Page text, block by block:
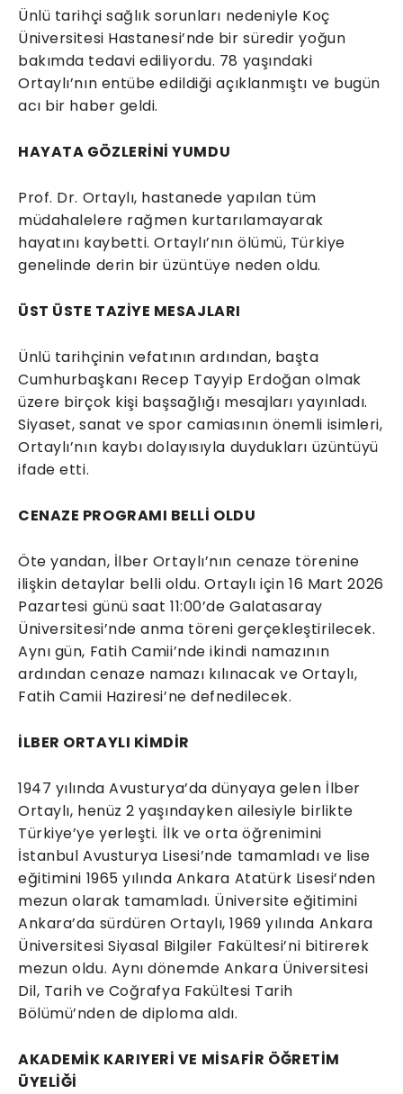
Ünlü tarihçi sağlık sorunları nedeniyle Koç
Üniversitesi Hastanesi’nde bir süredir yoğun
bakımda tedavi ediliyordu. 78 yaşındaki
Ortaylı’nın entübe edildiği açıklanmıştı ve bugün
acı bir haber geldi.
HAYATA GÖZLERİNİ YUMDU
Prof. Dr. Ortaylı, hastanede yapılan tüm
müdahalelere rağmen kurtarılamayarak
hayatını kaybetti. Ortaylı’nın ölümü, Türkiye
genelinde derin bir üzüntüye neden oldu.
ÜST ÜSTE TAZİYE MESAJLARI
Ünlü tarihçinin vefatının ardından, başta
Cumhurbaşkanı Recep Tayyip Erdoğan olmak
üzere birçok kişi başsağlığı mesajları yayınladı.
Siyaset, sanat ve spor camiasının önemli isimleri,
Ortaylı’nın kaybı dolayısıyla duydukları üzüntüyü
ifade etti.
CENAZE PROGRAMI BELLİ OLDU
Öte yandan, İlber Ortaylı’nın cenaze törenine
ilişkin detaylar belli oldu. Ortaylı için 16 Mart 2026
Pazartesi günü saat 11:00’de Galatasaray
Üniversitesi’nde anma töreni gerçekleştirilecek.
Aynı gün, Fatih Camii’nde ikindi namazının
ardından cenaze namazı kılınacak ve Ortaylı,
Fatih Camii Haziresi’ne defnedilecek.
İLBER ORTAYLI KİMDİR
1947 yılında Avusturya’da dünyaya gelen İlber
Ortaylı, henüz 2 yaşındayken ailesiyle birlikte
Türkiye’ye yerleşti. İlk ve orta öğrenimini
İstanbul Avusturya Lisesi’nde tamamladı ve lise
eğitimini 1965 yılında Ankara Atatürk Lisesi’nden
mezun olarak tamamladı. Üniversite eğitimini
Ankara’da sürdüren Ortaylı, 1969 yılında Ankara
Üniversitesi Siyasal Bilgiler Fakültesi’ni bitirerek
mezun oldu. Aynı dönemde Ankara Üniversitesi
Dil, Tarih ve Coğrafya Fakültesi Tarih
Bölümü’nden de diploma aldı.
AKADEMİK KARIYERİ VE MİSAFİR ÖĞRETİM
ÜYELİĞİ